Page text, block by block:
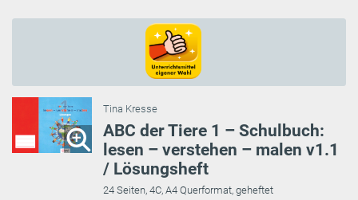
Tina Kresse
ABC der Tiere 1 – Schulbuch:
lesen – verstehen – malen v1.1
/ Lösungsheft
24 Seiten, 4C, A4 Querformat, geheftet